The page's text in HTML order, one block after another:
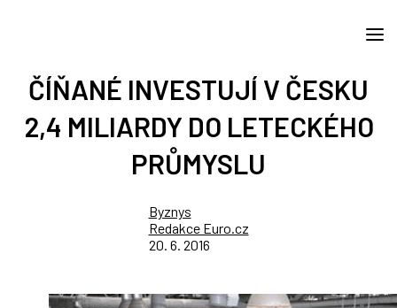
ČÍŇANÉ INVESTUJÍ V ČESKU
2,4 MILIARDY DO LETECKÉHO
PRŮMYSLU
Byznys
Redakce Euro.cz
20. 6. 2016